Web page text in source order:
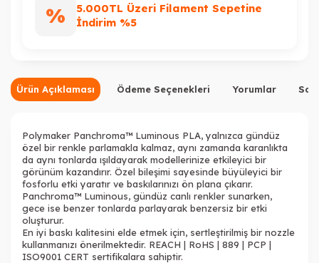
%
5.000TL Üzeri Filament Sepetine
İndirim %5
Ürün Açıklaması Ödeme Seçenekleri Yorumlar
Polymaker Panchroma™ Luminous PLA, yalnızca gündüz
özel bir renkle parlamakla kalmaz, aynı zamanda karanlıkta
da aynı tonlarda ışıldayarak modellerinize etkileyici bir
görünüm kazandırır. Özel bileşimi sayesinde büyüleyici bir
fosforlu etki yaratır ve baskılarınızı ön plana çıkarır.
Panchroma™ Luminous, gündüz canlı renkler sunarken,
gece ise benzer tonlarda parlayarak benzersiz bir etki
oluşturur.
En iyi baskı kalitesini elde etmek için, sertleştirilmiş bir nozzle
kullanmanızı önerilmektedir. REACH | RoHS | 889 | PCP |
ISO9001 CERT sertifikalara sahiptir.